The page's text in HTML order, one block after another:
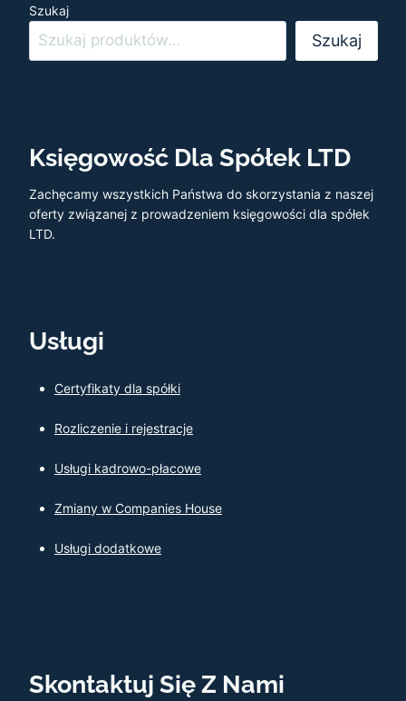
Szukaj
Szukaj
Księgowość Dla Spółek LTD
Zachęcamy wszystkich Państwa do skorzystania z naszej
oferty związanej z prowadzeniem księgowości dla spółek
LTD.
Usługi
Certyfikaty dla spółki
Rozliczenie i rejestracje
Usługi kadrowo-płacowe
Zmiany w Companies House
Usługi dodatkowe
Skontaktuj Się Z Nami